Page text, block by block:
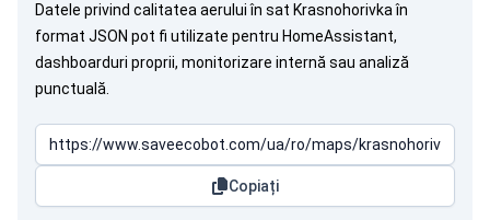
Datele privind calitatea aerului în sat Krasnohorivka în
format JSON pot fi utilizate pentru HomeAssistant,
dashboarduri proprii, monitorizare internă sau analiză
punctuală.
Copiați